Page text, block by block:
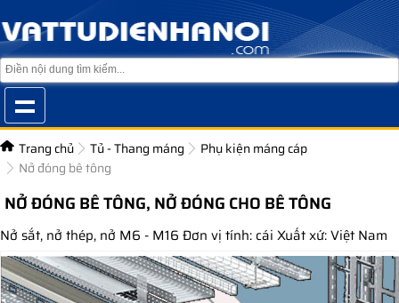
Trang chủ Tủ - Thang máng
Phụ kiện máng cáp
Nở đóng bê tông
NỞ ĐÓNG BÊ TÔNG, NỞ ĐÓNG CHO BÊ TÔNG
Nở sắt, nở thép, nở M6 - M16 Đơn vị tính: cái Xuất xứ: Việt Nam